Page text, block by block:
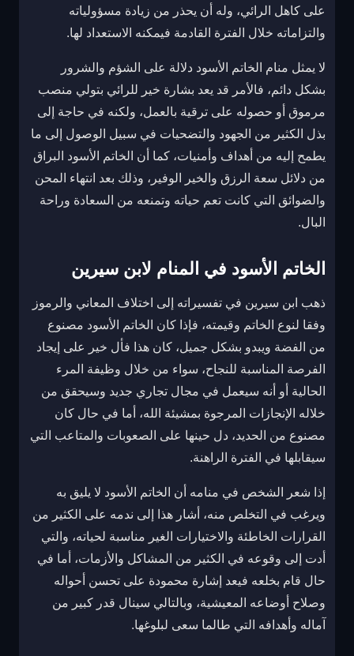
على كاهل الرائي، وله أن يحذر من زيادة مسؤولياته
والتزاماته خلال الفترة القادمة فيمكنه الاستعداد لها.
لا يمثل منام الخاتم الأسود دلالة على الشؤم والشرور
بشكل دائم، فالأمر قد يعد بشارة خير للرائي بتولي منصب
مرموق أو حصوله على ترقية بالعمل، ولكنه في حاجة إلى
بذل الكثير من الجهود والتضحيات في سبيل الوصول إلى ما
يطمح إليه من أهداف وأمنيات، كما أن الخاتم الأسود البراق
من دلائل سعة الرزق والخير الوفير، وذلك بعد انتهاء المحن
والضوائق التي كانت تعم حياته وتمنعه من السعادة وراحة
البال.
الخاتم الأسود في المنام لابن سيرين
ذهب ابن سيرين في تفسيراته إلى اختلاف المعاني والرموز
وفقا لنوع الخاتم وقيمته، فإذا كان الخاتم الأسود مصنوع
من الفضة ويبدو بشكل جميل، كان هذا فأل خير على إيجاد
الفرصة المناسبة للنجاح، سواء من خلال وظيفة المرء
الحالية أو أنه سيعمل في مجال تجاري جديد وسيحقق من
خلاله الإنجازات المرجوة بمشيئة الله، أما في حال كان
مصنوع من الحديد، دل حينها على الصعوبات والمتاعب التي
سيقابلها في الفترة الراهنة.
إذا شعر الشخص في منامه أن الخاتم الأسود لا يليق به
ويرغب في التخلص منه، أشار هذا إلى ندمه على الكثير من
القرارات الخاطئة والاختيارات الغير مناسبة لحياته، والتي
أدت إلى وقوعه في الكثير من المشاكل والأزمات، أما في
حال قام بخلعه فيعد إشارة محمودة على تحسن أحواله
وصلاح أوضاعه المعيشية، وبالتالي سينال قدر كبير من
آماله وأهدافه التي طالما سعى لبلوغها.